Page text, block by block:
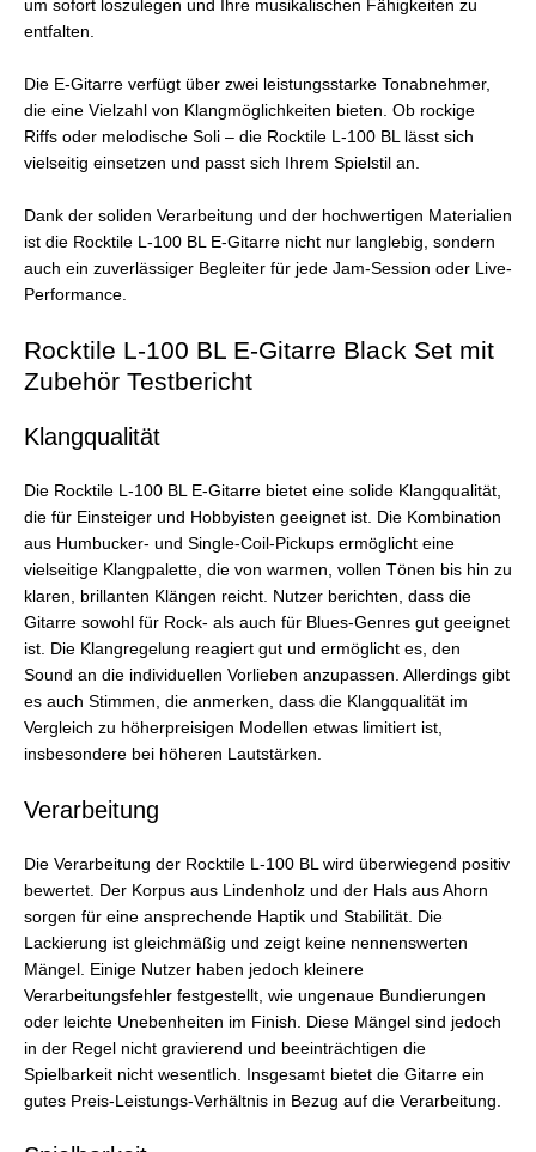
um sofort loszulegen und Ihre musikalischen Fähigkeiten zu
entfalten.
Die E-Gitarre verfügt über zwei leistungsstarke Tonabnehmer,
die eine Vielzahl von Klangmöglichkeiten bieten. Ob rockige
Riffs oder melodische Soli – die Rocktile L-100 BL lässt sich
vielseitig einsetzen und passt sich Ihrem Spielstil an.
Dank der soliden Verarbeitung und der hochwertigen Materialien
ist die Rocktile L-100 BL E-Gitarre nicht nur langlebig, sondern
auch ein zuverlässiger Begleiter für jede Jam-Session oder Live-
Performance.
Rocktile L-100 BL E-Gitarre Black Set mit
Zubehör Testbericht
Klangqualität
Die Rocktile L-100 BL E-Gitarre bietet eine solide Klangqualität,
die für Einsteiger und Hobbyisten geeignet ist. Die Kombination
aus Humbucker- und Single-Coil-Pickups ermöglicht eine
vielseitige Klangpalette, die von warmen, vollen Tönen bis hin zu
klaren, brillanten Klängen reicht. Nutzer berichten, dass die
Gitarre sowohl für Rock- als auch für Blues-Genres gut geeignet
ist. Die Klangregelung reagiert gut und ermöglicht es, den
Sound an die individuellen Vorlieben anzupassen. Allerdings gibt
es auch Stimmen, die anmerken, dass die Klangqualität im
Vergleich zu höherpreisigen Modellen etwas limitiert ist,
insbesondere bei höheren Lautstärken.
Verarbeitung
Die Verarbeitung der Rocktile L-100 BL wird überwiegend positiv
bewertet. Der Korpus aus Lindenholz und der Hals aus Ahorn
sorgen für eine ansprechende Haptik und Stabilität. Die
Lackierung ist gleichmäßig und zeigt keine nennenswerten
Mängel. Einige Nutzer haben jedoch kleinere
Verarbeitungsfehler festgestellt, wie ungenaue Bundierungen
oder leichte Unebenheiten im Finish. Diese Mängel sind jedoch
in der Regel nicht gravierend und beeinträchtigen die
Spielbarkeit nicht wesentlich. Insgesamt bietet die Gitarre ein
gutes Preis-Leistungs-Verhältnis in Bezug auf die Verarbeitung.